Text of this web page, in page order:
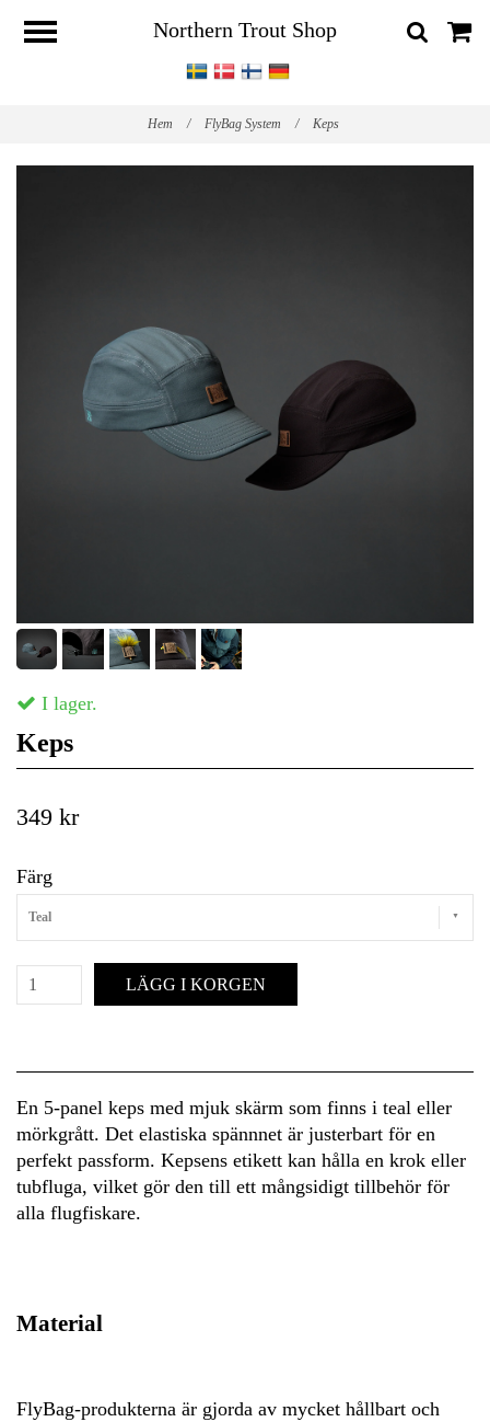
Northern Trout Shop
Hem / FlyBag System / Keps
I lager.
Keps
349 kr
Färg
Teal
LÄGG I KORGEN
En 5-panel keps med mjuk skärm som finns i teal eller
mörkgrått. Det elastiska spännnet är justerbart för en
perfekt passform. Kepsens etikett kan hålla en krok eller
tubfluga, vilket gör den till ett mångsidigt tillbehör för
alla flugfiskare.
Material
FlyBag-produkterna är gjorda av mycket hållbart och